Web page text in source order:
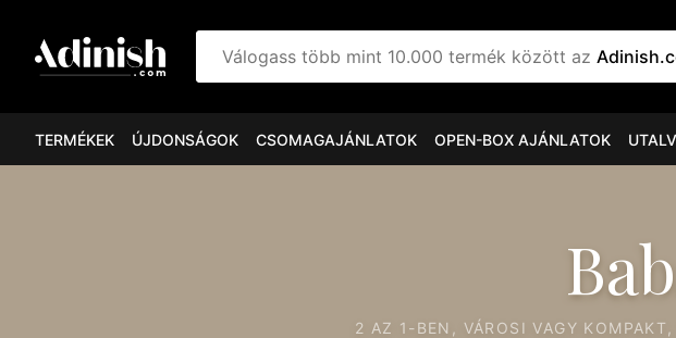
Válogass több mint 10.000 termék között az
TERMÉKEK ÚJDONSÁGOK CSOMAGAJÁNLATOK OPEN-BOX AJÁNLATOK
2 AZ 1-BEN, VÁROSI VAGY